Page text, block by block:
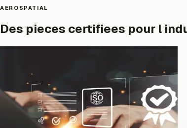
AEROSPATIAL
Des pieces certifiees pour l